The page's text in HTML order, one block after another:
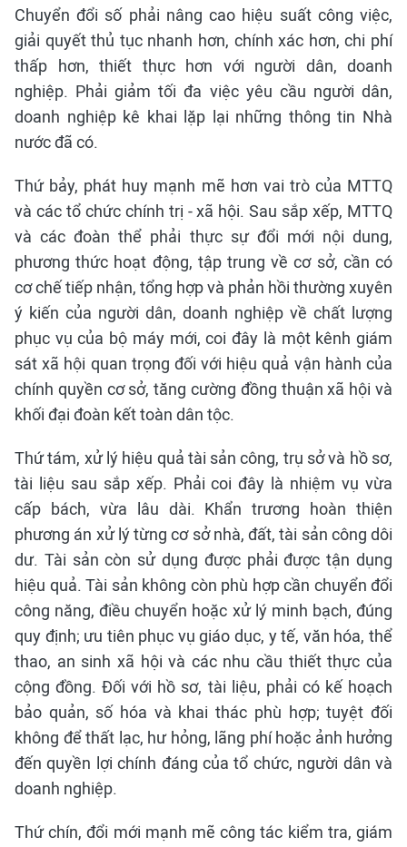
Chuyển đổi số phải nâng cao hiệu suất công việc,
giải quyết thủ tục nhanh hơn, chính xác hơn, chi phí
thấp hơn, thiết thực hơn với người dân, doanh
nghiệp. Phải giảm tối đa việc yêu cầu người dân,
doanh nghiệp kê khai lặp lại những thông tin Nhà
nước đã có.
Thứ bảy, phát huy mạnh mẽ hơn vai trò của MTTQ
và các tổ chức chính trị - xã hội. Sau sắp xếp, MTTQ
và các đoàn thể phải thực sự đổi mới nội dung,
phương thức hoạt động, tập trung về cơ sở, cần có
cơ chế tiếp nhận, tổng hợp và phản hồi thường xuyên
ý kiến của người dân, doanh nghiệp về chất lượng
phục vụ của bộ máy mới, coi đây là một kênh giám
sát xã hội quan trọng đối với hiệu quả vận hành của
chính quyền cơ sở, tăng cường đồng thuận xã hội và
khối đại đoàn kết toàn dân tộc.
Thứ tám, xử lý hiệu quả tài sản công, trụ sở và hồ sơ,
tài liệu sau sắp xếp. Phải coi đây là nhiệm vụ vừa
cấp bách, vừa lâu dài. Khẩn trương hoàn thiện
phương án xử lý từng cơ sở nhà, đất, tài sản công dôi
dư. Tài sản còn sử dụng được phải được tận dụng
hiệu quả. Tài sản không còn phù hợp cần chuyển đổi
công năng, điều chuyển hoặc xử lý minh bạch, đúng
quy định; ưu tiên phục vụ giáo dục, y tế, văn hóa, thể
thao, an sinh xã hội và các nhu cầu thiết thực của
cộng đồng. Đối với hồ sơ, tài liệu, phải có kế hoạch
bảo quản, số hóa và khai thác phù hợp; tuyệt đối
không để thất lạc, hư hỏng, lãng phí hoặc ảnh hưởng
đến quyền lợi chính đáng của tổ chức, người dân và
doanh nghiệp.
Thứ chín, đổi mới mạnh mẽ công tác kiểm tra, giám